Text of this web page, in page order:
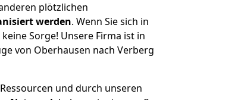
plötzlichen
werden. Wenn Sie sich in
Sorge! Unsere Firma ist in
von Oberhausen nach Verberg
und durch unseren